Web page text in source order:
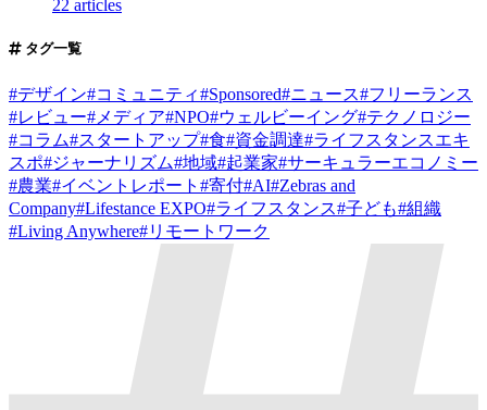
22 articles
タグ一覧
#デザイン#コミュニティ#Sponsored#ニュース#フリーランス
#レビュー# メディア#NPO#ウェルビーイング#テクノロジー
#コラム#スタートアップ#食#資金調達#ライフスタンスエキ
スポ#ジャーナリズム#地域#起業家#サーキュラーエコノミー
#農業#イベントレポート #寄付#AI#Zebras and
Company#Lifestance EXPO#ライフスタンス#子ども#組織
#Living Anywhere#リモートワーク